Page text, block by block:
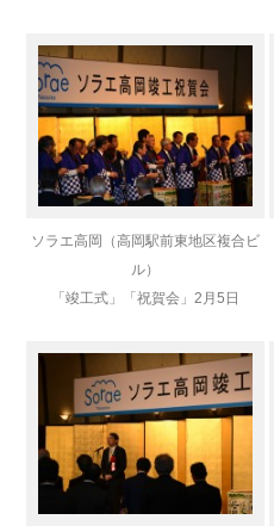
ソラエ高岡（高岡駅前東地区複合ビ
ル）
「竣工式」「祝賀会」 2月5日